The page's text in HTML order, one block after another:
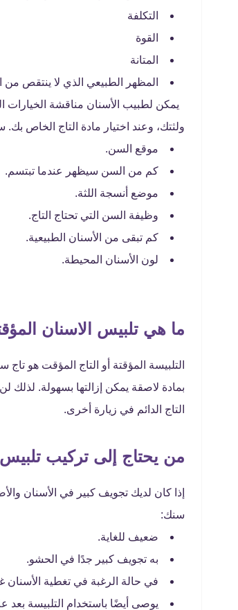
التكلفة
القوة
المتانة
المظهر الطبيعي الذي لا ينتقص من
يمكن لطبيب الأسنان مناقشة الخيارات
ولثتك، وعند اختيار مادة التاج الخاص
موقع السن.
كم من السن سيظهر عندما تبتسم.
موضع أنسجة اللثة.
وظيفة السن التي تحتاج التاج.
كم تبقى من الأسنان الطبيعية.
لون الأسنان المحيطة.
ما هي تلبيس الاسنان
التلبيسة المؤقتة أو التاج المؤقت
بمادة لاصقة يمكن إزالتها بسهولة. لذلك
التاج الدائم في زيارة أخرى.
من يحتاج إلى تركيب
إذا كان لديك تجويف كبير في الأسنان
سنك:
ضعيف للغاية.
به تجويف كبير جدًا في الحشو.
في حالة الرغبة في تغطية الأسنان
يوصى أيضًا باستخدام التلبيسة بعد